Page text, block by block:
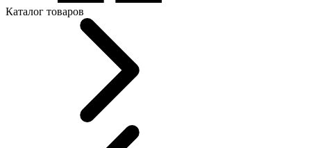
Каталог товаров